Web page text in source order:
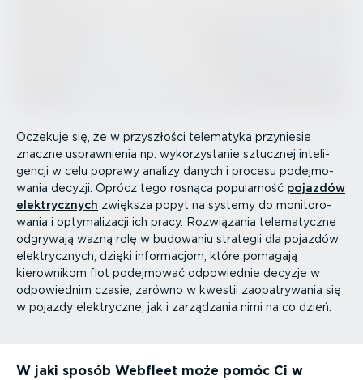
Oczekuje się, że w przyszłości telematyka przyniesie
znaczne uspraw­nienia np. wykorzy­stanie sztucznej inteli­
gencji w celu poprawy analizy danych i procesu podej­mo­
wania decyzji. Oprócz tego rosnąca popularność pojazdów
elektrycznych zwiększa popyt na systemy do monito­ro­
wania i optyma­li­zacji ich pracy. Rozwiązania telema­tyczne
odgrywają ważną rolę w budowaniu strategii dla pojazdów
elektrycznych, dzięki informacjom, które pomagają
kierownikom flot podejmować odpowiednie decyzje w
odpowiednim czasie, zarówno w kwestii zaopa­try­wania się
w pojazdy elektryczne, jak i zarządzania nimi na co dzień.
W jaki sposób Webfleet może pomóc Ci w